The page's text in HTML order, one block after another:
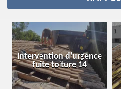
Intervention d'urgence
fuite toiture 14